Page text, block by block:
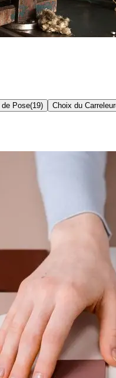
de Pose(19) Choix du Carreleur